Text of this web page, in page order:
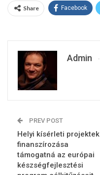
Share Facebook
Admin
PREV POST
Helyi kísérleti projektek
finanszírozása
támogatná az európai
készségfejlesztési